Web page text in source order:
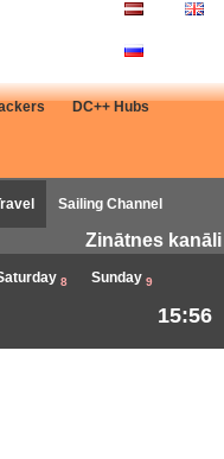
DC++ Hubs
Sailing Channel
Zinātnes kanāli
8 Sunday 9
15:56